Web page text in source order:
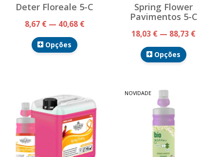
Deter Floreale 5-C
8,67 € — 40,68 €
Opções
Spring Flower
Pavimentos 5-C
18,03 € — 88,73 €
Opções
NOVIDADE